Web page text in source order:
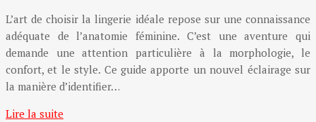
L’art de choisir la lingerie idéale repose sur une connaissance
adéquate de l’anatomie féminine. C’est une aventure qui
demande une attention particulière à la morphologie, le
confort, et le style. Ce guide apporte un nouvel éclairage sur
la manière d’identifier…
Lire la suite